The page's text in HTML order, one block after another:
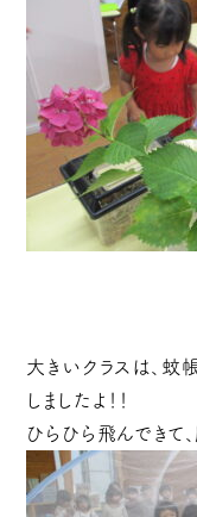
大きいクラスは、蚊
しましたよ！！
ひらひら飛んできて